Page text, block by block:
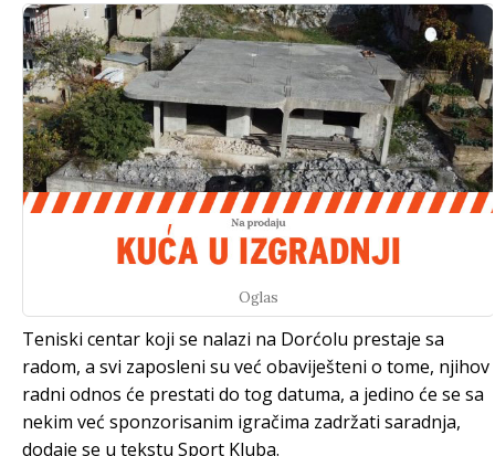
Oglas
Teniski centar koji se nalazi na Dorćolu prestaje sa
radom, a svi zaposleni su već obaviješteni o tome, njihov
radni odnos će prestati do tog datuma, a jedino će se sa
nekim već sponzorisanim igračima zadržati saradnja,
dodaje se u tekstu Sport Kluba.